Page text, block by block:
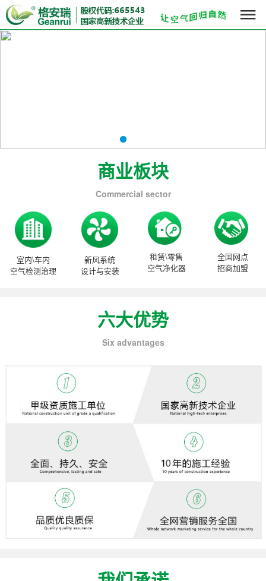

商业板块
Commercial sector
室内\车内
空气检测治理
新风系统
设计与安装
租赁\零售
空气净化器
全国网点
招商加盟
六大优势
Six advantages